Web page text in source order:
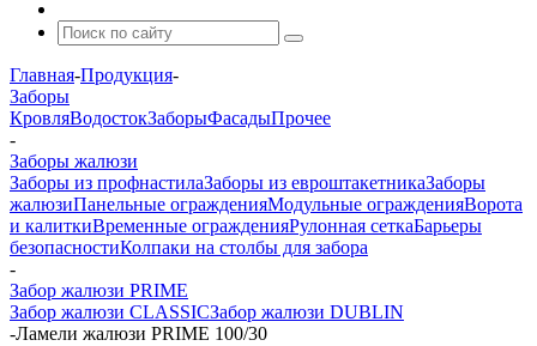
Главная-Продукция-
Заборы
КровляВодостокЗаборыФасадыПрочее
-
Заборы жалюзи
Заборы из профнастилаЗаборы из евроштакетникаЗаборы
жалюзиПанельные огражденияМодульные огражденияВорота
и калиткиВременные огражденияРулонная сеткаБарьеры
безопасностиКолпаки на столбы для забора
-
Забор жалюзи PRIME
Забор жалюзи CLASSICЗабор жалюзи DUBLIN
-Ламели жалюзи PRIME 100/30